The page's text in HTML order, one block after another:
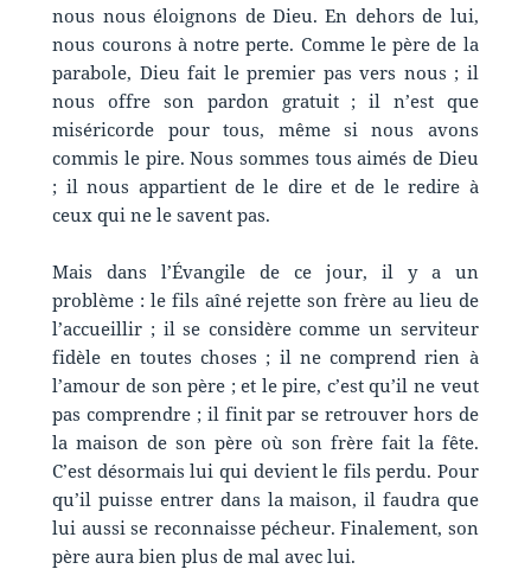
nous nous éloignons de Dieu. En dehors de lui,
nous courons à notre perte. Comme le père de la
parabole, Dieu fait le premier pas vers nous ; il
nous offre son pardon gratuit ; il n’est que
miséricorde pour tous, même si nous avons
commis le pire. Nous sommes tous aimés de Dieu
; il nous appartient de le dire et de le redire à
ceux qui ne le savent pas.
Mais dans l’Évangile de ce jour, il y a un
problème : le fils aîné rejette son frère au lieu de
l’accueillir ; il se considère comme un serviteur
fidèle en toutes choses ; il ne comprend rien à
l’amour de son père ; et le pire, c’est qu’il ne veut
pas comprendre ; il finit par se retrouver hors de
la maison de son père où son frère fait la fête.
C’est désormais lui qui devient le fils perdu. Pour
qu’il puisse entrer dans la maison, il faudra que
lui aussi se reconnaisse pécheur. Finalement, son
père aura bien plus de mal avec lui.